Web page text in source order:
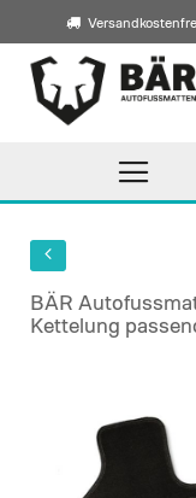
Direkt
zum
Inhalt
BÄR
Kettelung